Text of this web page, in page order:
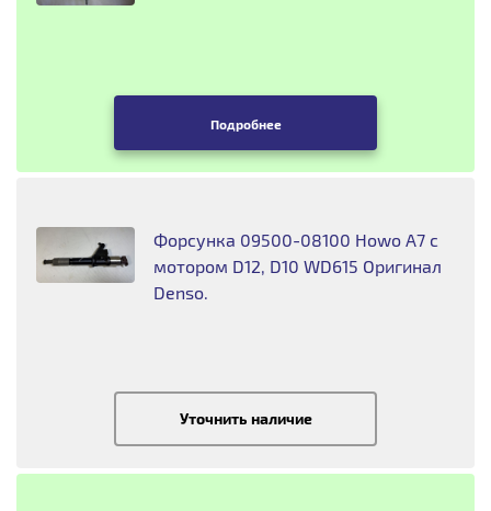
Подробнее
Форсунка 09500-08100 Howo A7 с
мотором D12, D10 WD615 Оригинал
Denso.
Уточнить наличие